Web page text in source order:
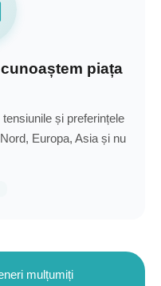
piața
și preferințele
Europa, Asia și nu
mulțumiți